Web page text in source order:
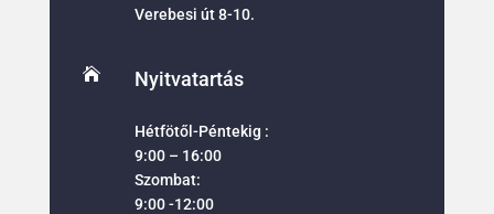
Verebesi út 8-10.
 Nyitvatartás
Hétfötől-Péntekig :
9:00 – 16:00
Szombat:
9:00 -12:00